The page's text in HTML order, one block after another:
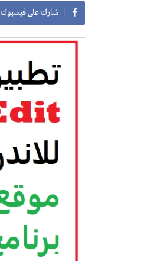
شارك على فيسبوك